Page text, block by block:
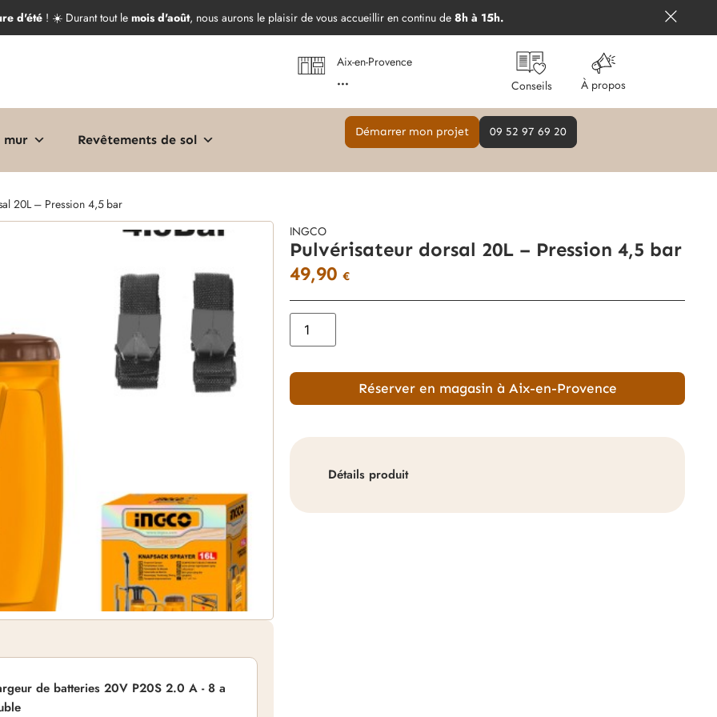
d'été ! ☀️ Durant tout le mois d'août, nous aurons le plaisir de vous accueillir en continu de 8h à 15h.
Aix-en-Provence
... Conseils À propos
mur Revêtements de sol
Démarrer mon projet 09 52 97 69 20
20L – Pression 4,5 bar
de batteries 20V P20S 2.0 A - 8 a
INGCO
Pulvérisateur dorsal 20L – Pression 4,5 bar
49,90€
Réserver en magasin à Aix-en-Provence
Détails produit